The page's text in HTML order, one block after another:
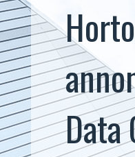
Data